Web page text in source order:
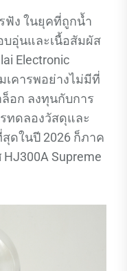
ฟัง ในยุคที่ถูกน้ำ
บอุ่นและเนื้อสัมผัส
Electronic
เคารพอย่างไม่มีที่
อก ลงทุนกับการ
ทดลองวัสดุและ
ดในปี 2026 ก็ภาค
Supreme